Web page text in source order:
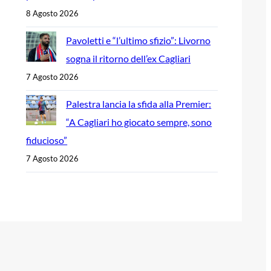
8 Agosto 2026
Pavoletti e “l’ultimo sfizio”: Livorno
sogna il ritorno dell’ex Cagliari
7 Agosto 2026
Palestra lancia la sfida alla Premier:
“A Cagliari ho giocato sempre, sono
fiducioso”
7 Agosto 2026